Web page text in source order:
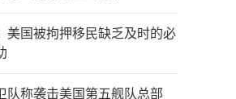
美国被拘押移民缺乏及时的必
队称袭击美国第五舰队总部